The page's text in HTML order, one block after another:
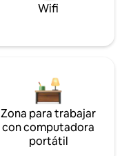
Wifi
Zona para trabajar
con computadora
portátil